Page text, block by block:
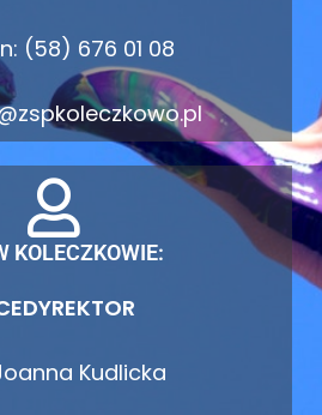
(58) 676 01 08
KOLECZKOWIE:
Kudlicka